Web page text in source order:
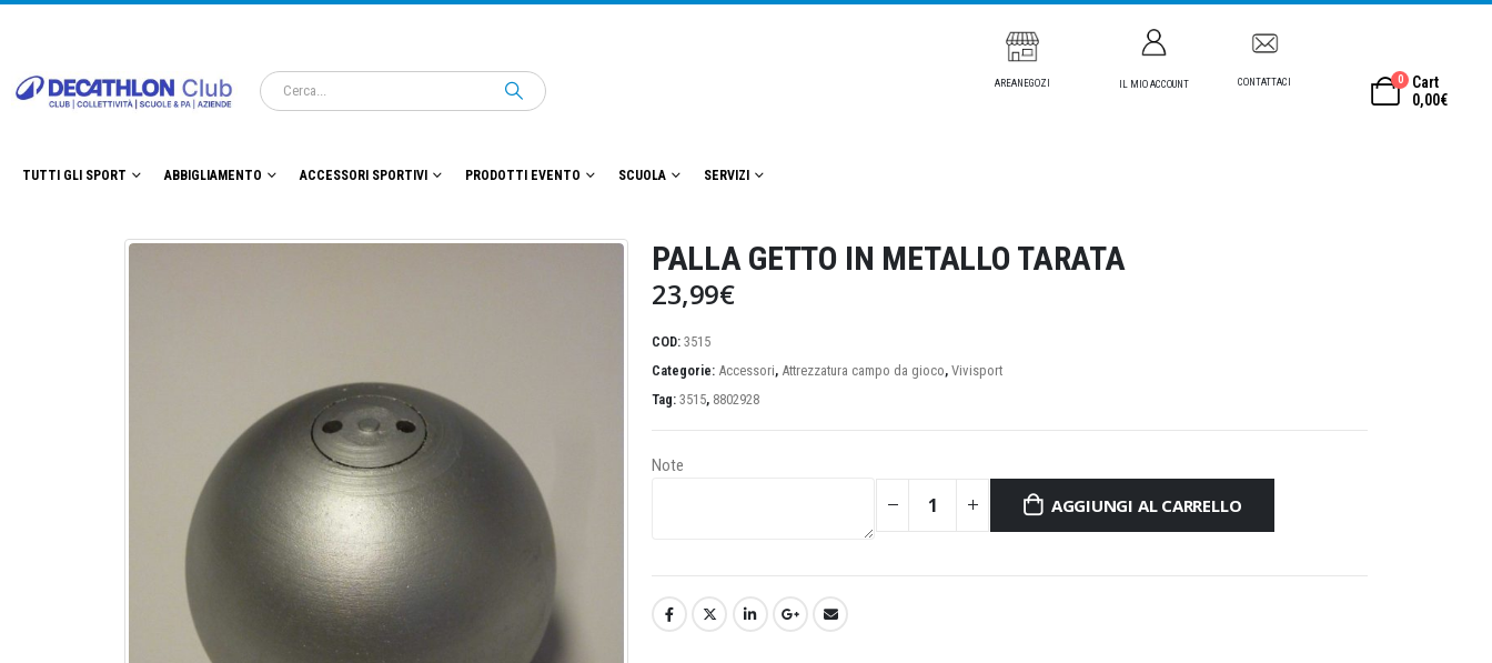
AREANEGOZI IL MIO ACCOUNT CONTATTACI 0
Cart
0,00€
TUTTI GLI SPORT ABBIGLIAMENTO ACCESSORI SPORTIVI PRODOTTI EVENTO SCUOLA SERVIZI
PALLA GETTO IN METALLO TARATA
23,99€
COD: 3515
Categorie: Accessori, Attrezzatura campo da gioco, Vivisport
Tag: 3515, 8802928
Note
AGGIUNGI AL CARRELLO